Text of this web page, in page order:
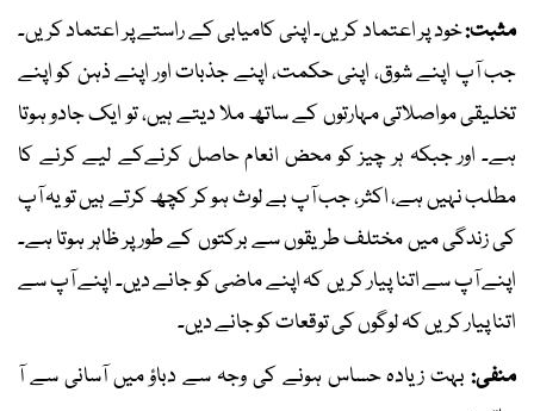
مثبت:خود پر اعتماد کریں۔ اپنی کامیابی کے راستے پر اعتماد کریں۔
جب آپ اپنے شوق، اپنی حکمت، اپنے جذبات اور اپنے ذہن کو اپنے
تخلیقی مواصلاتی مہارتوں کے ساتھ ملا دیتے ہیں، تو ایک جادو ہوتا
ہے۔ اور جبکہ ہر چیز کو محض انعام حاصل کرنےکے لیے کرنے کا
مطلب نہیں ہے، اکثر، جب آپ بے لوث ہو کر کچھ کرتے ہیں تو یہ آپ
کی زندگی میں مختلف طریقوں سے برکتوں کے طور پر ظاہر ہوتا ہے۔
اپنے آپ سے اتنا پیار کریں کہ اپنے ماضی کو جانے دیں۔ اپنے آپ سے
اتنا پیار کریں کہ لوگوں کی توقعات کو جانے دیں۔
منفی: بہت زیادہ حساس ہونے کی وجہ سے دباؤ میں آسانی سے آ